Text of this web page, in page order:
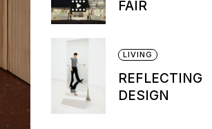
FAIR
LIVING
REFLECTING
DESIGN